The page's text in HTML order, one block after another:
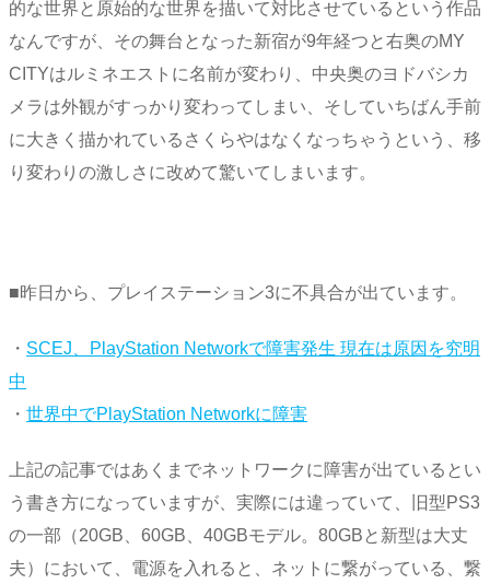
的な世界と原始的な世界を描いて対比させているという作品
なんですが、その舞台となった新宿が9年経つと右奥のMY
CITYはルミネエストに名前が変わり、中央奥のヨドバシカ
メラは外観がすっかり変わってしまい、そしていちばん手前
に大きく描かれているさくらやはなくなっちゃうという、移
り変わりの激しさに改めて驚いてしまいます。
■昨日から、プレイステーション3に不具合が出ています。
・ SCEJ、PlayStation Networkで障害発生 現在は原因を究明
中
・ 世界中でPlayStation Networkに障害
上記の記事ではあくまでネットワークに障害が出ているとい
う書き方になっていますが、実際には違っていて、旧型PS3
の一部（20GB、60GB、40GBモデル。80GBと新型は大丈
夫）において、電源を入れると、ネットに繋がっている、繋